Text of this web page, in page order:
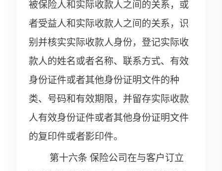
被保险人和实际收款人之间的关系，或
者受益人和实际收款人之间的关系，识
别并核实实际收款人身份，登记实际收
款人的姓名或者名称、联系方式、有效
身份证件或者其他身份证明文件的种
类、号码和有效期限，并留存实际收款
人有效身份证件或者其他身份证明文件
的复印件或者影印件。
第十六条 保险公司在与客户订立